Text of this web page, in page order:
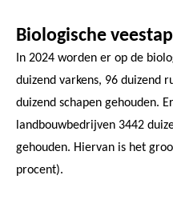
Biologische
In 2024 worden er op de
duizend varkens, 96 duizend
duizend schapen gehouden.
landbouwbedrijven 3442
gehouden. Hiervan is het
procent).